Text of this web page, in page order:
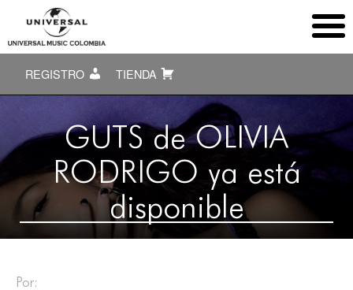
REGISTRO TIENDA
GUTS de OLIVIA
RODRIGO ya está
disponible
Por: